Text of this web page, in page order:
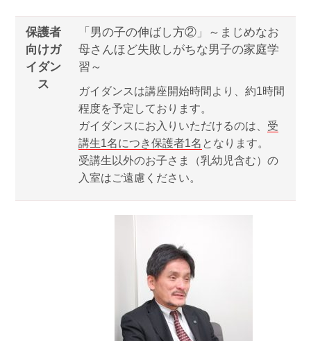
保護者
向けガ
イダン
ス
「男の子の伸ばし方②」～まじめなお
母さんほど失敗しがちな男子の家庭学
習～
ガイダンスは講座開始時間より、約1時間
程度を予定しております。
ガイダンスにお入りいただけるのは、 受
講生1名につき保護者1名 となります。
受講生以外のお子さま（乳幼児含む）の
入室はご遠慮ください。